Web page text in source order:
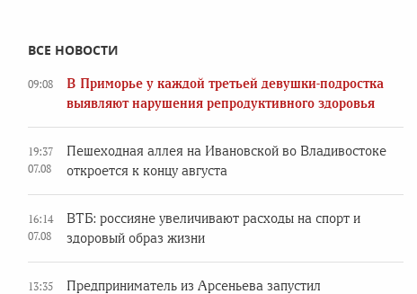
ВСЕ НОВОСТИ
09:08
В Приморье у каждой третьей девушки-подростка
выявляют нарушения репродуктивного здоровья
19:37
07.08
Пешеходная аллея на Ивановской во Владивостоке
откроется к концу августа
16:14
07.08
ВТБ: россияне увеличивают расходы на спорт и
здоровый образ жизни
13:35
Предприниматель из Арсеньева запустил